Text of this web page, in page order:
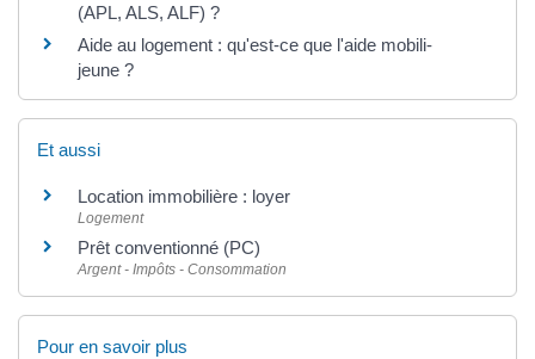
(APL, ALS, ALF) ?
Aide au logement : qu'est-ce que l'aide mobili-
jeune ?
Et aussi
Location immobilière : loyer
Logement
Prêt conventionné (PC)
Argent - Impôts - Consommation
Pour en savoir plus